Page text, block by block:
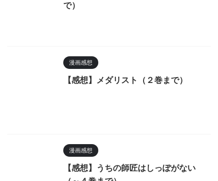
で）
漫画感想
【感想】メダリスト（２巻まで）
漫画感想
【感想】うちの師匠はしっぽがない